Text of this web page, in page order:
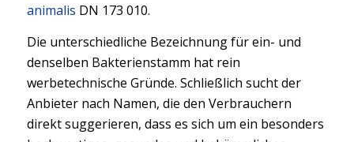
animalis DN 173 010.
Die unterschiedliche Bezeichnung für ein- und
denselben Bakterienstamm hat rein
werbetechnische Gründe. Schließlich sucht der
Anbieter nach Namen, die den Verbrauchern
direkt suggerieren, dass es sich um ein besonders